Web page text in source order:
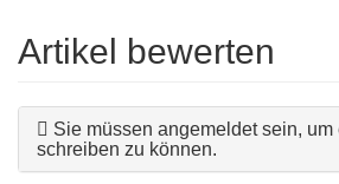
Artikel bewerten
Sie müssen angemeldet sein,
schreiben zu können.